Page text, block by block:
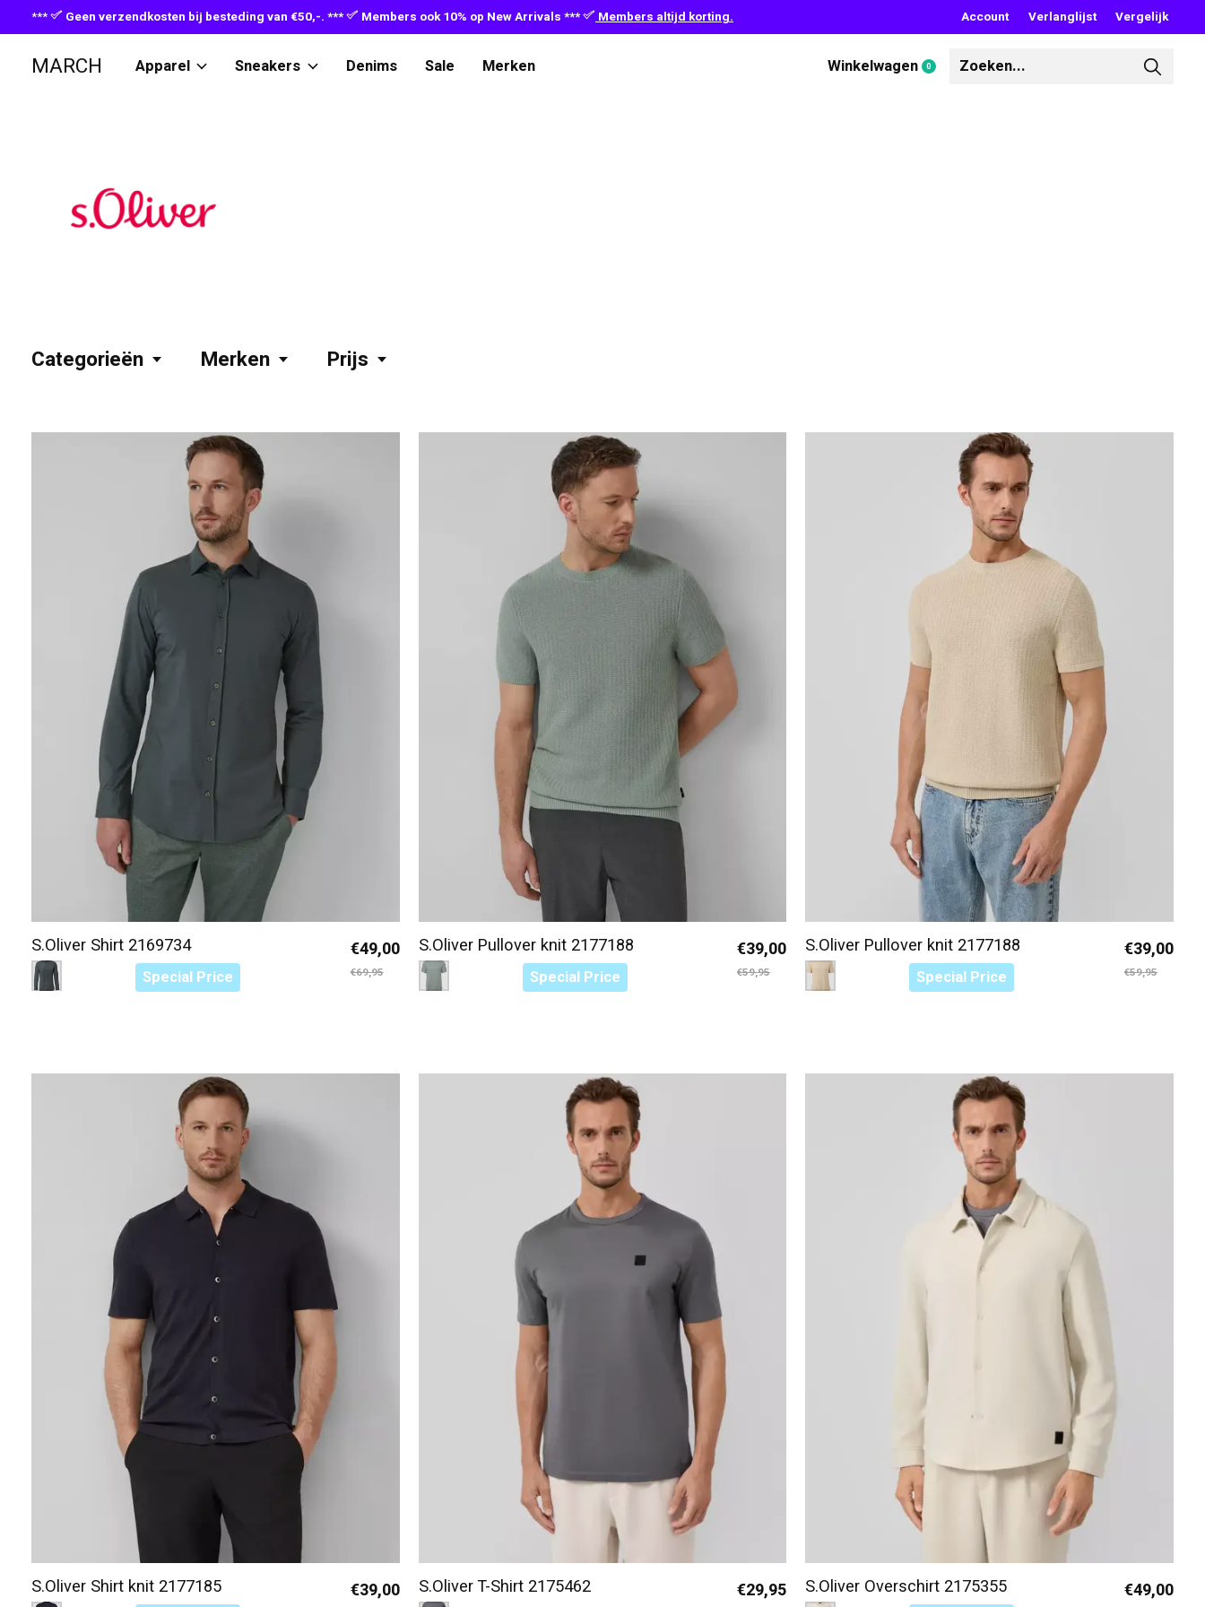
*** Geen verzendkosten bij besteding van €50,-. *** Members ook 10% op New Arrivals *** Members altijd korting. Account Verlanglijst Vergelijk
MARCH Apparel Sneakers Denims Sale Merken Winkelwagen 0items
S.Oliver
Categorieën Merken Prijs
Special Price
S.Oliver Shirt 2169734
Color: — Olijfgroen 6262
Olijfgroen 6262
€49,00
€69,95 Special Price
S.Oliver Pullover knit 2177188
Color: — Groen 7238
Groen 7238
€39,00
€59,95 Special Price
S.Oliver Pullover knit 2177188
Color: — Oud Roze 9305
Oud Roze 9305
€39,00
€59,95
S.Oliver Shirt knit 2177185 €39,00 S.Oliver T-Shirt 2175462 €29,95 S.Oliver Overschirt 2175355 €49,00